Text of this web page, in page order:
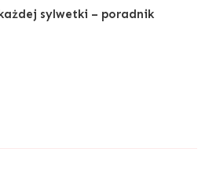
sylwetki – poradnik